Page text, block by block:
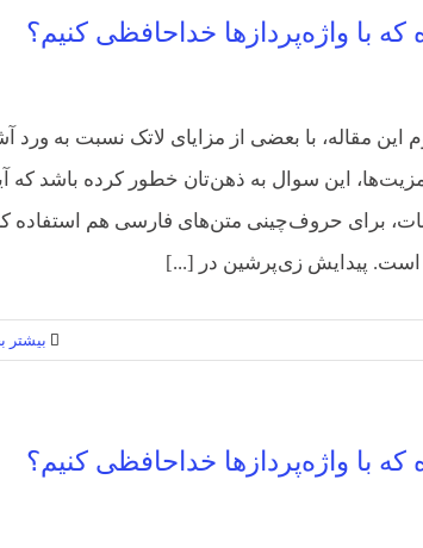
که با واژه‌پردازها خداحافظی کنیم؟
مقاله، با بعضی از مزایای لاتک نسبت به ورد
این سوال به ذهن‌‌تان خطور کرده باشد که
برای حروف‌چینی متن‌های فارسی هم استفاده
است. پیدایش زی‌پرشین در [...]
بیشتر
که با واژه‌پردازها خداحافظی کنیم؟